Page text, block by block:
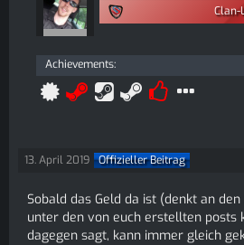
Clan-
Achievements
13. April 2019 Offizieller Beitrag
Sobald das Geld da ist (denkt an
unter den von euch erstellten posts
dagegen sagt, kann immer gleich